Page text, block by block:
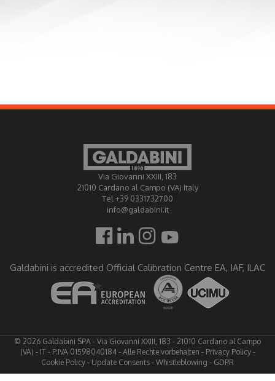
Via Giovanni XXIII, 183
21010 Cardano al Campo (VA) Italy
Tel +39 0331732700
info@galdabini.it
Galdabini is accredited Official Calibration Centre EA, IAF, ILAC
© 2026 Galdabini SPA - Via Giovanni XXIII, 183 - 21010 Cardano al Campo
(VA) - IT - P.IVA 01598040184 - Alle Rechte vorbehalten - Privacy Policy-
Cookie Policy - Update Consents - Whistleblowing - GDPR